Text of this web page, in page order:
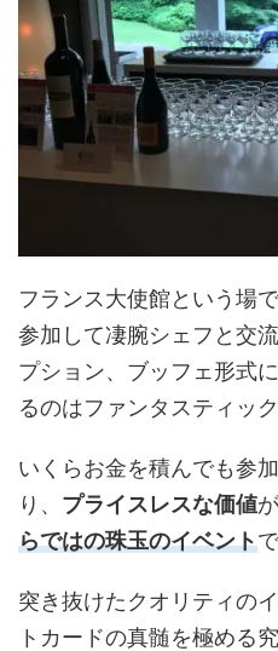
フランス大使館という場
参加して凄腕シェフと交
プション、ブッフェ形式
るのはファンタスティック
いくらお金を積んでも参
り、 プライスレスな価値
らではの珠玉のイベント
突き抜けたクオリティの
トカードの真髄を極める